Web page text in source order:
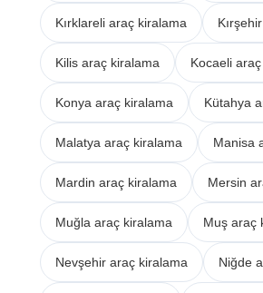
Kırklareli araç kiralama
Kilis araç kiralama Kocaeli
Konya araç kiralama Kütahya
Malatya araç kiralama Manisa
Mardin araç kiralama Mersin
Muğla araç kiralama Muş araç
Nevşehir araç kiralama Niğde